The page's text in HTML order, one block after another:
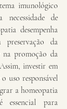
imunológico
de
desempenha
da
promoção da
investir em
uso responsável
a homeopatia
essencial para